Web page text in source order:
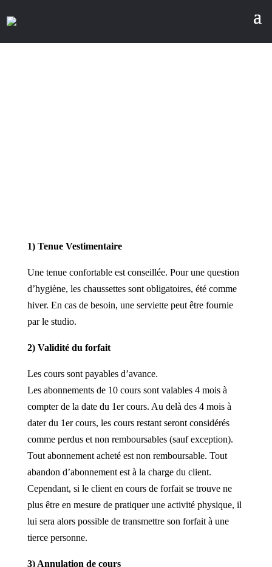
1) Tenue Vestimentaire
Une tenue confortable est conseillée. Pour une question
d’hygiène, les chaussettes sont obligatoires, été comme
hiver. En cas de besoin, une serviette peut être fournie
par le studio.
2) Validité du forfait
Les cours sont payables d’avance.
Les abonnements de 10 cours sont valables 4 mois à
compter de la date du 1er cours. Au delà des 4 mois à
dater du 1er cours, les cours restant seront considérés
comme perdus et non remboursables (sauf exception).
Tout abonnement acheté est non remboursable. Tout
abandon d’abonnement est à la charge du client.
Cependant, si le client en cours de forfait se trouve ne
plus être en mesure de pratiquer une activité physique, il
lui sera alors possible de transmettre son forfait à une
tierce personne.
3) Annulation de cours